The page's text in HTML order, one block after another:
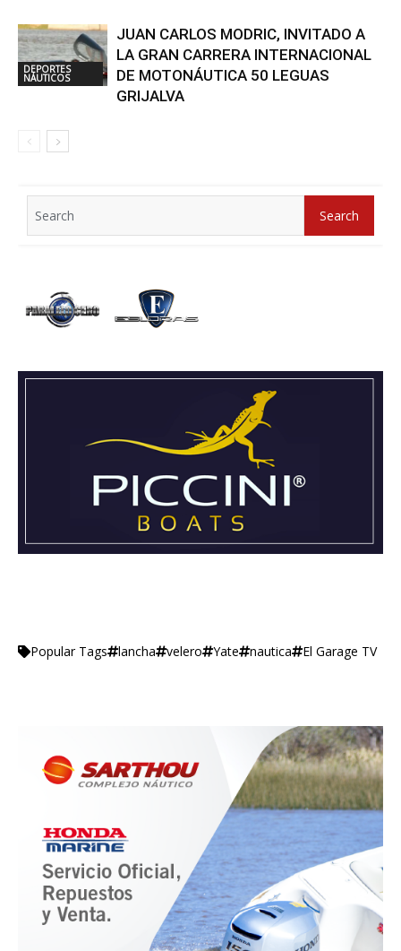
DEPORTES
NÁUTICOS
JUAN CARLOS MODRIC, INVITADO A
LA GRAN CARRERA INTERNACIONAL
DE MOTONÁUTICA 50 LEGUAS
GRIJALVA
for:
Search
Popular Tags lancha velero Yate nautica El Garage TV